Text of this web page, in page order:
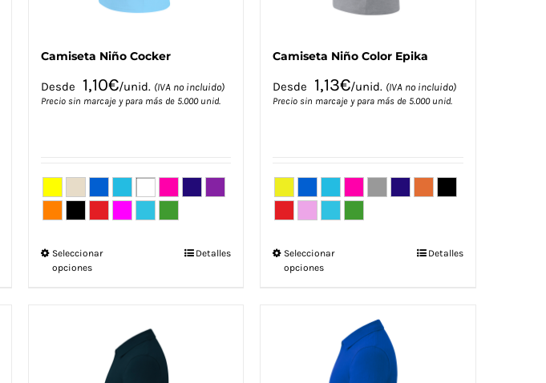
Camiseta Niño Cocker
Desde 1,10€/unid. (IVA no incluido)
Precio sin marcaje y para más de 5.000 unid.
Seleccionar
opciones
Las
opciones
Detalles
Camiseta Niño Color Epika
Desde 1,13€/unid. (IVA no incluido)
Precio sin marcaje y para más de 5.000 unid.
Seleccionar
opciones
variantes.
opciones
Detalles